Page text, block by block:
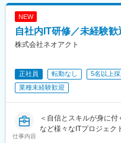
NEW
自社内IT研修／未経験
株式会社ネオアクト
正社員 転勤なし 5名以上採
業種未経験歓迎
仕事内容
＜自信とスキルが身に
など様々なITプロジェク